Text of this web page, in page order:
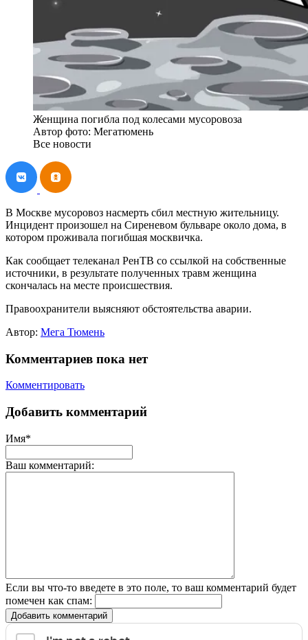
Женщина погибла под колесами мусоровоза
Автор фото: Мегатюмень
Все новости
В Москве мусоровоз насмерть сбил местную жительницу.
Инцидент произошел на Сиреневом бульваре около дома, в
котором проживала погибшая москвичка.
Как сообщает телеканал РенТВ со ссылкой на собственные
источники, в результате полученных травм женщина
скончалась на месте происшествия.
Правоохранители выясняют обстоятельства аварии.
Автор: Мега Тюмень
Комментариев пока нет
Комментировать
Добавить комментарий
Имя*
Ваш комментарий:
Если вы что-то введете в это поле, то ваш комментарий будет
помечен как спам:
Добавить комментарий